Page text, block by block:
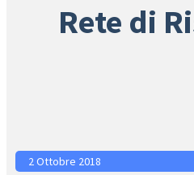
Rete di
2 Ottobre 2018